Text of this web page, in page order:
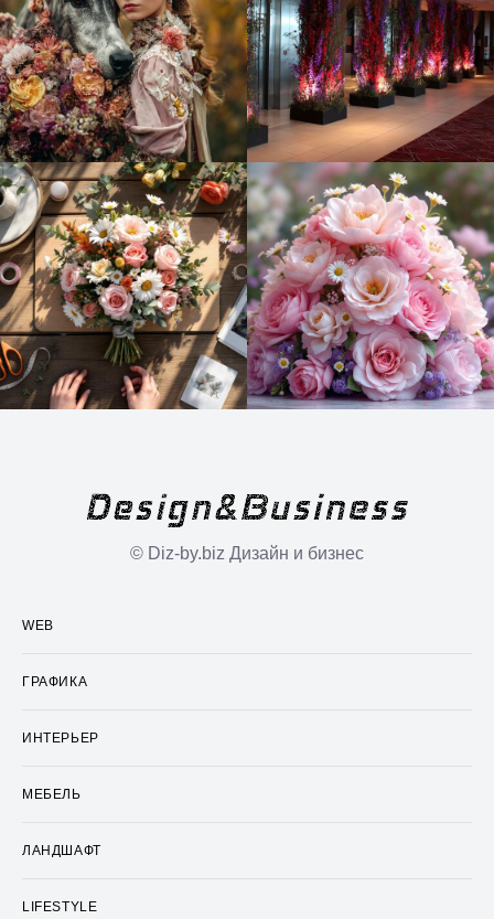
© Diz-by.biz Дизайн и бизнес
WEB
ГРАФИКА
ИНТЕРЬЕР
МЕБЕЛЬ
ЛАНДШАФТ
LIFESTYLE